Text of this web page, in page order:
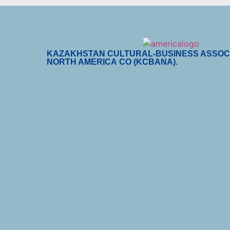
KAZAKHSTAN CULTURAL-BUSINESS
NORTH AMERICA CO (KCBANA).